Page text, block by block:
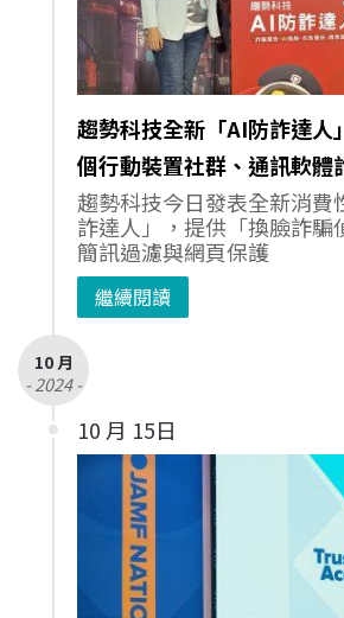
趨勢科技全新「AI防詐達人
個行動裝置社群、通訊軟體
趨勢科技今日發表全新消費
詐達人」，提供「換臉詐騙
簡訊過濾與網頁保護
繼續閱讀
10 月
- 2024 -
10 月 15日